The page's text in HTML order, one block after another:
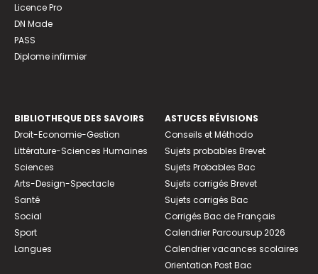
Licence Pro
DN Made
PASS
Diplome infirmier
BIBLIOTHEQUE DES SAVOIRS
Droit-Economie-Gestion
Littérature-Sciences Humaines
Sciences
Arts-Design-Spectacle
Santé
Social
Sport
Langues
ASTUCES RÉVISIONS
Conseils et Méthodo
Sujets probables Brevet
Sujets Probables Bac
Sujets corrigés Brevet
Sujets corrigés Bac
Corrigés Bac de Français
Calendrier Parcoursup 2026
Calendrier vacances scolaires
Orientation Post Bac